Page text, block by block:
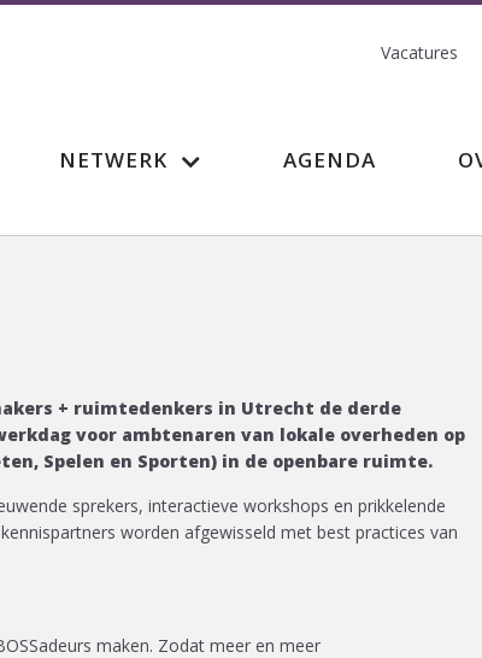
Vacatures
NETWERK AGENDA
+ ruimtedenkers in Utrecht de derde
voor ambtenaren van lokale overheden op
Spelen en Sporten) in de openbare ruimte.
sprekers, interactieve workshops en prikkelende
worden afgewisseld met best practices van
maken. Zodat meer en meer